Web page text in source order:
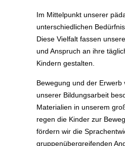
Im Mittelpunkt unserer
unterschiedlichen
Diese Vielfalt fassen
und Anspruch an ihre
Kindern gestalten.
Bewegung und der
unserer Bildungsarbeit
Materialien in unserem
regen die Kinder zur
fördern wir die
gruppenübergreifenden